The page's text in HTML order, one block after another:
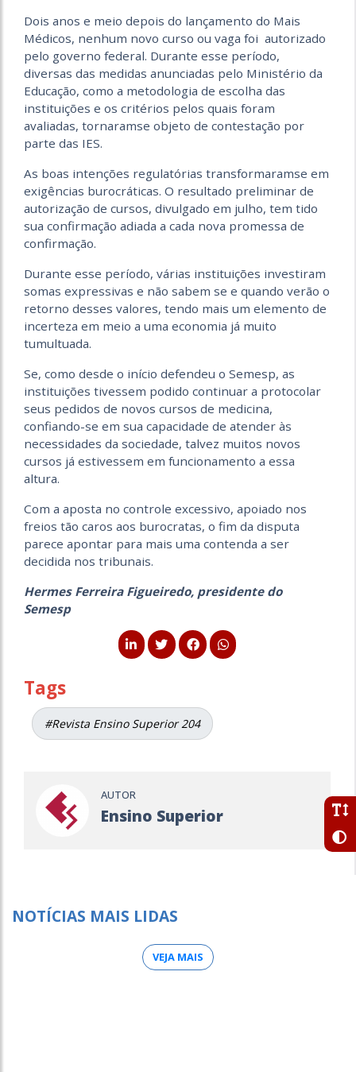
Dois anos e meio depois do lançamento do Mais
Médicos, nenhum novo curso ou vaga foi autorizado
pelo governo federal. Durante esse período,
diversas das medidas anunciadas pelo Ministério da
Educação, como a metodologia de escolha das
instituições e os critérios pelos quais foram
avaliadas, tornaramse objeto de contestação por
parte das IES.
As boas intenções regulatórias transformaramse em
exigências burocráticas. O resultado preliminar de
autorização de cursos, divulgado em julho, tem tido
sua confirmação adiada a cada nova promessa de
confirmação.
Durante esse período, várias instituições investiram
somas expressivas e não sabem se e quando verão o
retorno desses valores, tendo mais um elemento de
incerteza em meio a uma economia já muito
tumultuada.
Se, como desde o início defendeu o Semesp, as
instituições tivessem podido continuar a protocolar
seus pedidos de novos cursos de medicina,
confiando-se em sua capacidade de atender às
necessidades da sociedade, talvez muitos novos
cursos já estivessem em funcionamento a essa
altura.
Com a aposta no controle excessivo, apoiado nos
freios tão caros aos burocratas, o fim da disputa
parece apontar para mais uma contenda a ser
decidida nos tribunais.
Hermes Ferreira Figueiredo, presidente do
Semesp
Tags
#Revista Ensino Superior 204
AUTOR
Ensino Superior
NOTÍCIAS MAIS LIDAS
VEJA MAIS